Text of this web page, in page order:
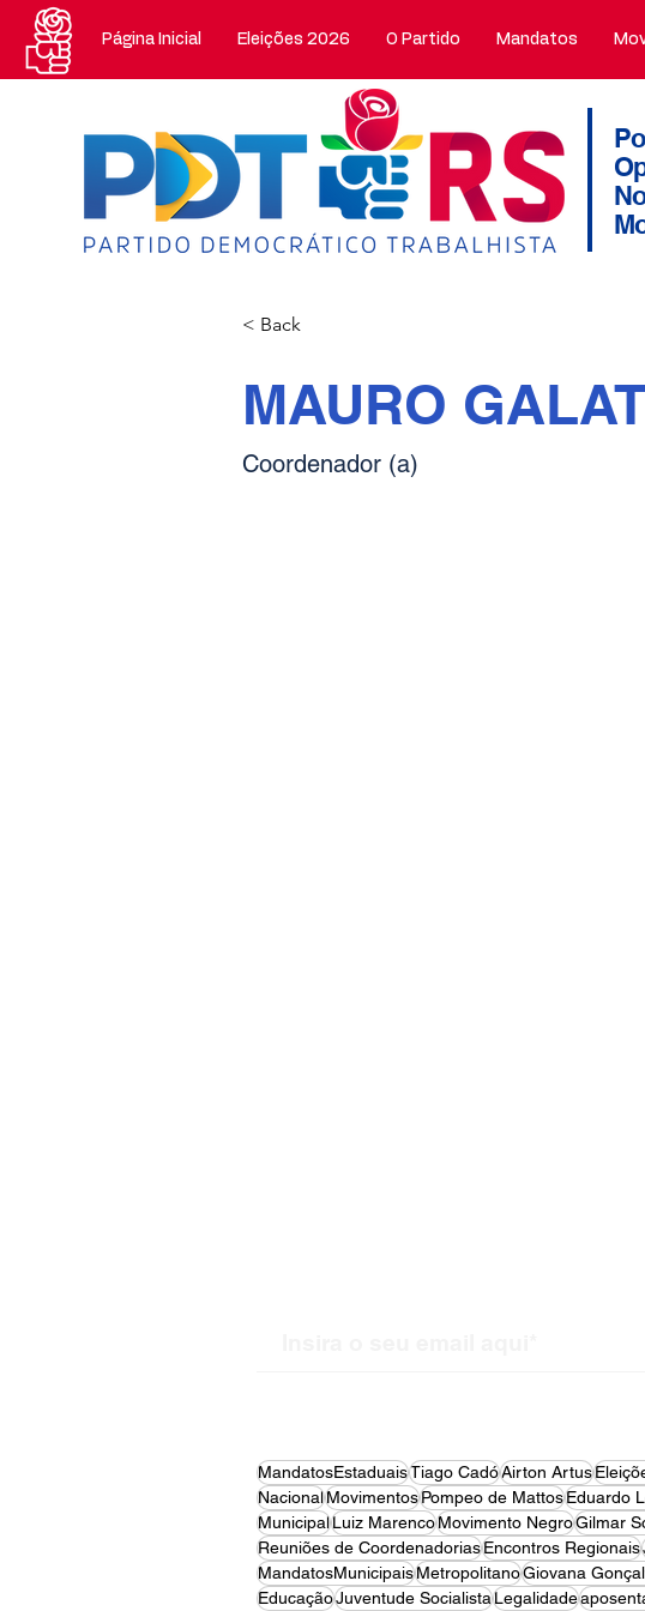
Página Inicial Eleições 2026 O Partido Mandatos
< Back
MAURO
Coordenador (a)
MandatosEstaduaisTiago CadóAirton Artus
NacionalMovimentosPompeo de MattosEduardo
MunicipalLuiz MarencoMovimento NegroGilmar
Reuniões de CoordenadoriasEncontros Regionais
MandatosMunicipaisMetropolitanoGiovana
EducaçãoJuventude SocialistaLegalidade